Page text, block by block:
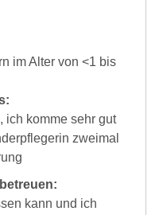
im Alter von <1 bis
ich komme sehr gut
zweimal
kann und ich